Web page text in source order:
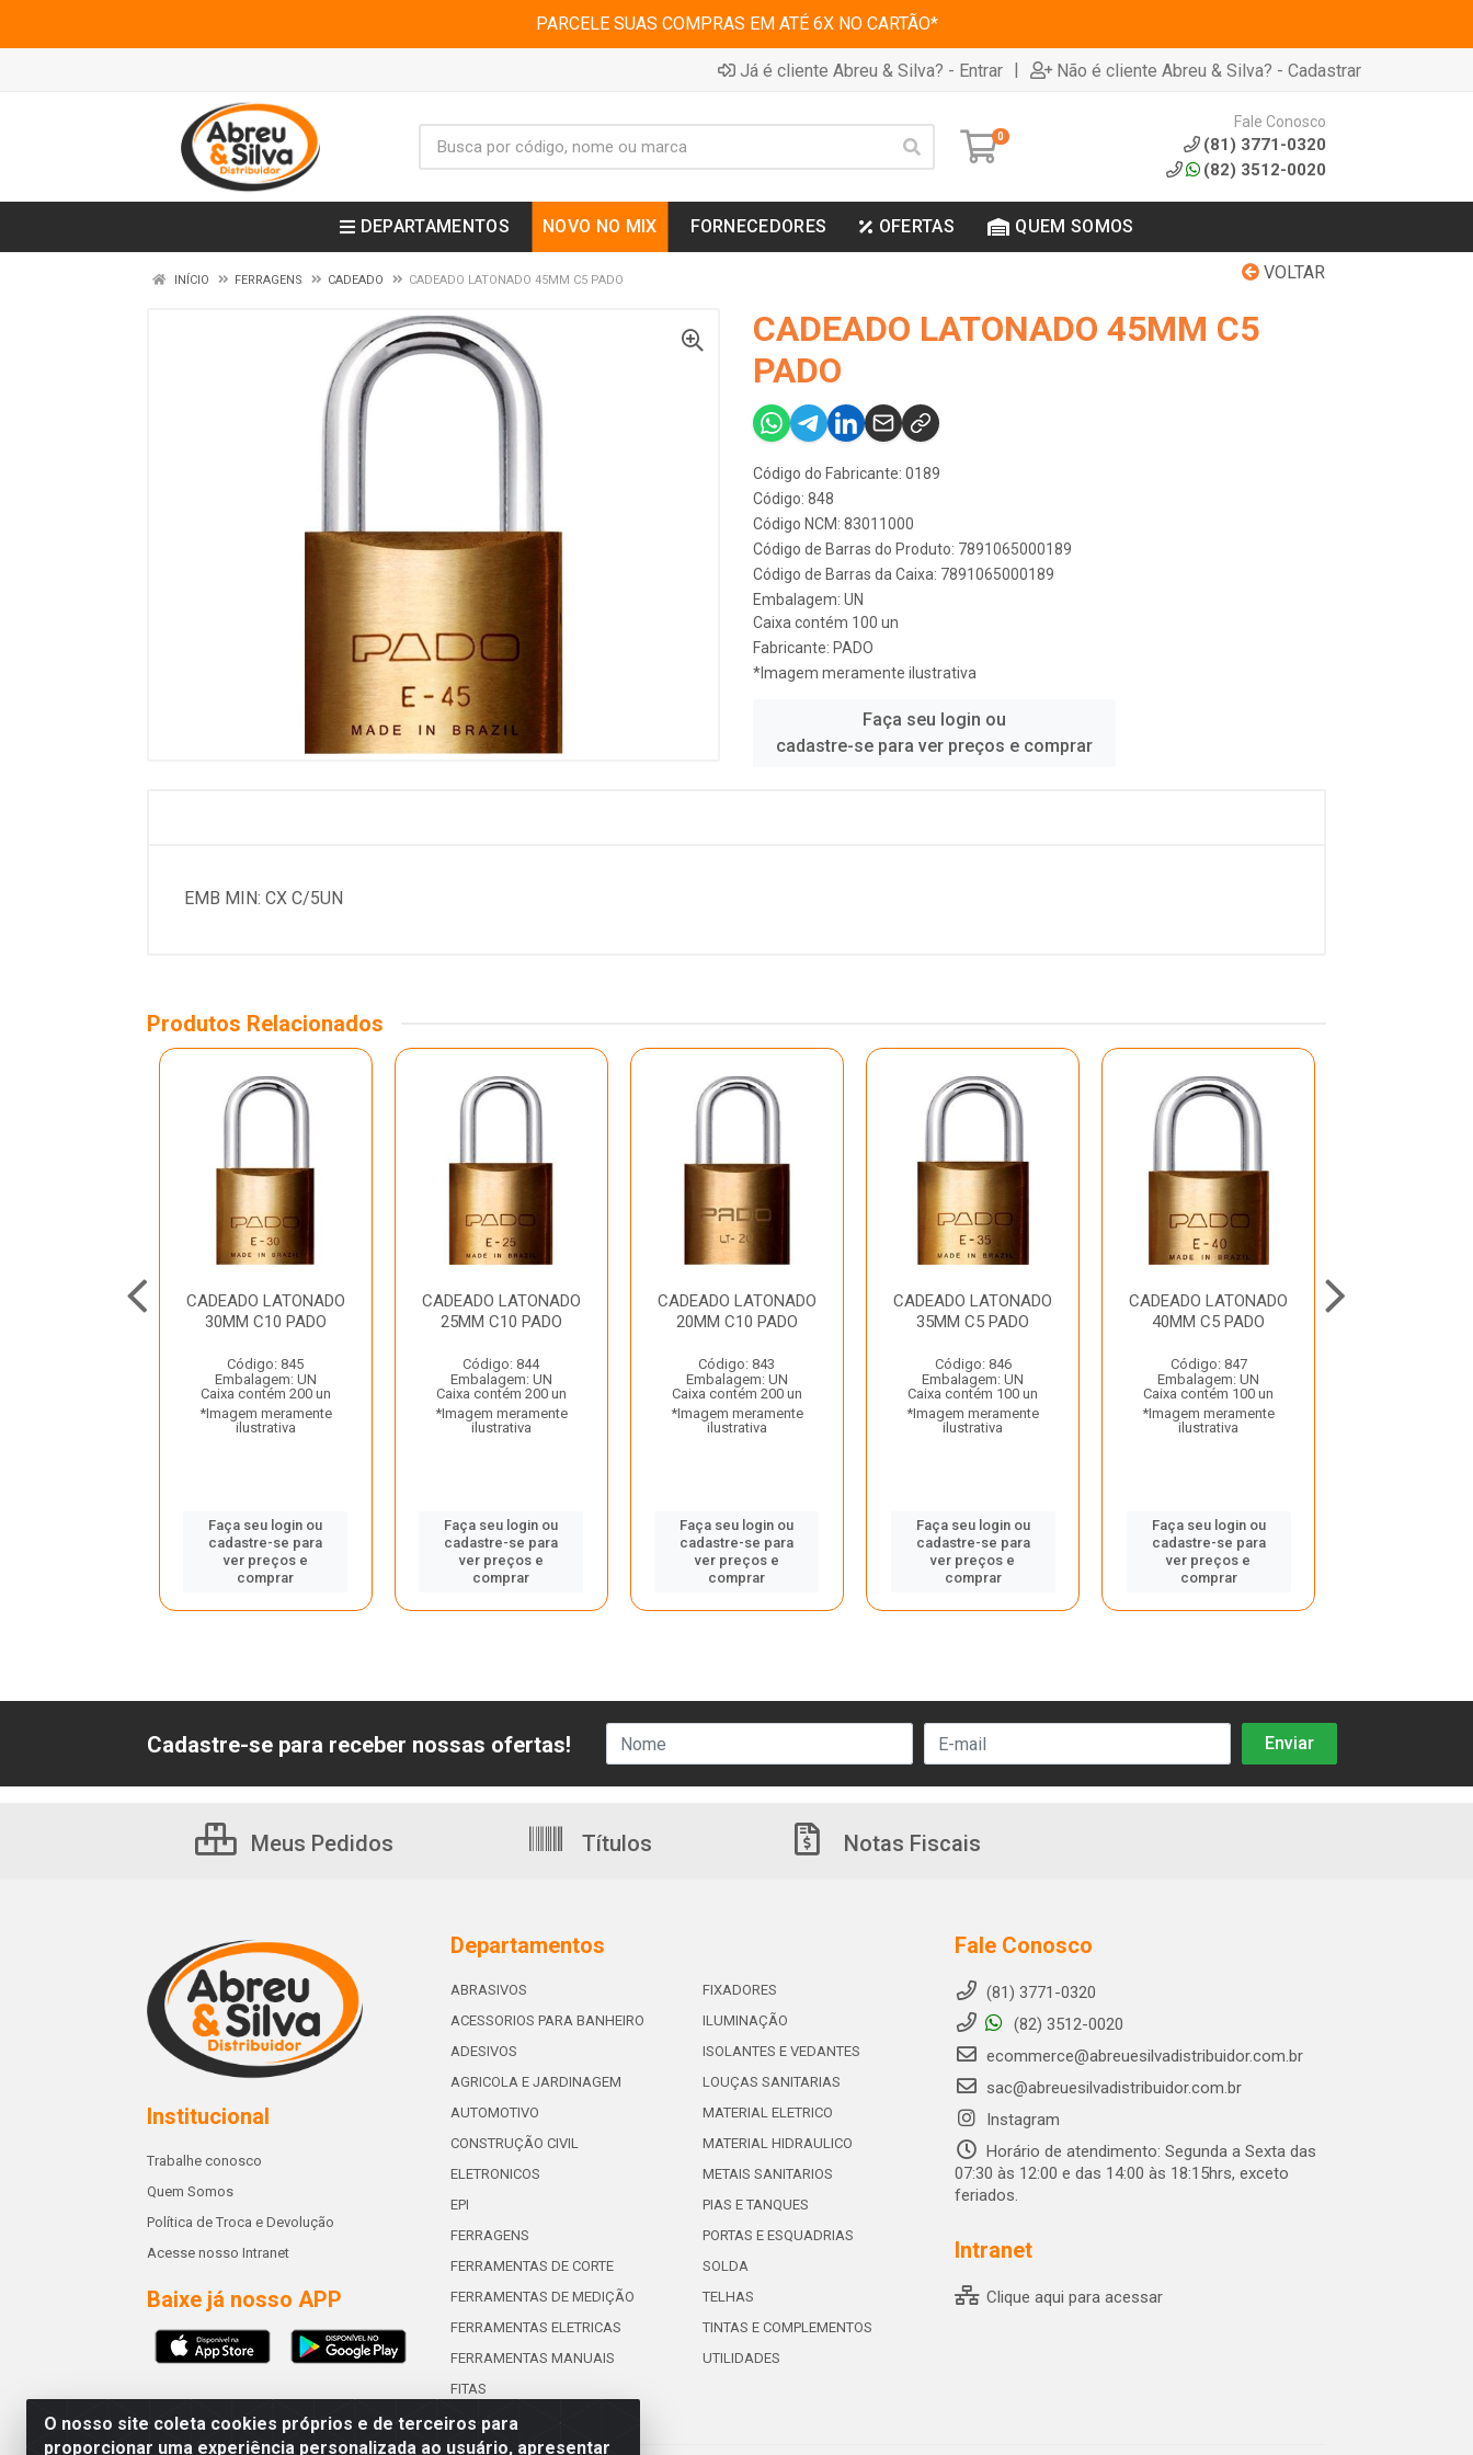
PARCELE SUAS COMPRAS EM ATÉ 6X NO CARTÃO*
Já é cliente Abreu & Silva? - Entrar | Não é cliente Abreu & Silva? - Cadastrar
0
Fale Conosco
(81) 3771-0320
(82) 3512-0020
DEPARTAMENTOS NOVO NO MIX FORNECEDORES OFERTAS QUEM SOMOS
VOLTAR
INÍCIO FERRAGENS CADEADO CADEADO LATONADO 45MM C5 PADO
CADEADO LATONADO 45MM C5
PADO
Código do Fabricante: 0189
Código: 848
Código NCM: 83011000
Código de Barras do Produto: 7891065000189
Código de Barras da Caixa: 7891065000189
Embalagem: UN
Caixa contém 100 un
Fabricante: PADO
*Imagem meramente ilustrativa
Faça seu login ou
cadastre-se para ver preços e comprar
EMB MIN: CX C/5UN
Produtos Relacionados
CADEADO LATONADO
30MM C10 PADO
Código: 845
Embalagem: UN
Caixa contém 200 un
*Imagem meramente
ilustrativa
Faça seu login ou
cadastre-se para
ver preços e
comprar
CADEADO LATONADO
25MM C10 PADO
Código: 844
Embalagem: UN
Caixa contém 200 un
*Imagem meramente
ilustrativa
Faça seu login ou
cadastre-se para
ver preços e
comprar
CADEADO LATONADO
20MM C10 PADO
Código: 843
Embalagem: UN
Caixa contém 200 un
*Imagem meramente
ilustrativa
Faça seu login ou
cadastre-se para
ver preços e
comprar
CADEADO LATONADO
35MM C5 PADO
Código: 846
Embalagem: UN
Caixa contém 100 un
*Imagem meramente
ilustrativa
Faça seu login ou
cadastre-se para
ver preços e
comprar
CADEADO LATONADO
40MM C5 PADO
Código: 847
Embalagem: UN
Caixa contém 100 un
*Imagem meramente
ilustrativa
Faça seu login ou
cadastre-se para
ver preços e
comprar
O nosso site coleta cookies próprios e de terceiros para
proporcionar uma experiência personalizada ao usuário, apresentar
Cadastre-se para receber nossas ofertas!
Meus Pedidos Títulos Notas Fiscais
Institucional
Trabalhe conosco
Quem Somos
Política de Troca e Devolução
Acesse nosso Intranet
Baixe já nosso APP
Departamentos
ABRASIVOS
ACESSORIOS PARA BANHEIRO
ADESIVOS
AGRICOLA E JARDINAGEM
AUTOMOTIVO
CONSTRUÇÃO CIVIL
ELETRONICOS
EPI
FERRAGENS
FERRAMENTAS DE CORTE
FERRAMENTAS DE MEDIÇÃO
FERRAMENTAS ELETRICAS
FERRAMENTAS MANUAIS
FITAS
FIXADORES
ILUMINAÇÃO
ISOLANTES E VEDANTES
LOUÇAS SANITARIAS
MATERIAL ELETRICO
MATERIAL HIDRAULICO
METAIS SANITARIOS
PIAS E TANQUES
PORTAS E ESQUADRIAS
SOLDA
TELHAS
TINTAS E COMPLEMENTOS
UTILIDADES
Fale Conosco
(81) 3771-0320
(82) 3512-0020
ecommerce@abreuesilvadistribuidor.com.br
sac@abreuesilvadistribuidor.com.br
Instagram
Horário de atendimento: Segunda a Sexta das
07:30 às 12:00 e das 14:00 às 18:15hrs, exceto
feriados.
Intranet
Clique aqui para acessar